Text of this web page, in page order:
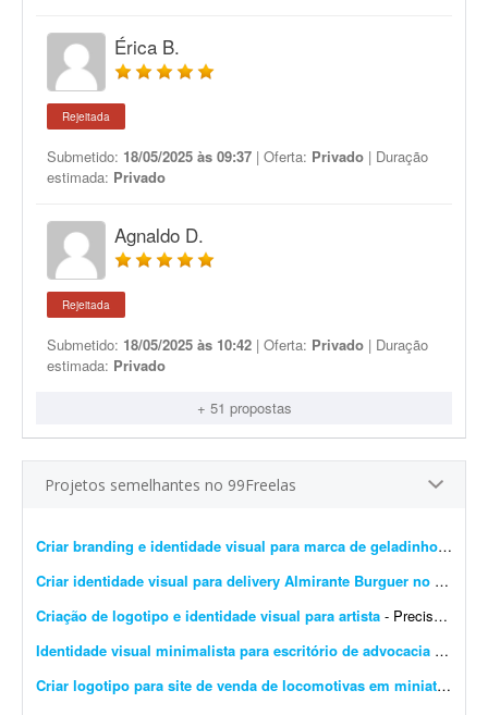
Érica B.
Rejeitada
Submetido: 18/05/2025 às 09:37 | Oferta: Privado | Duração
estimada: Privado
Agnaldo D.
Rejeitada
Submetido: 18/05/2025 às 10:42 | Oferta: Privado | Duração
estimada: Privado
+ 51 propostas
Projetos semelhantes no 99Freelas
Criar branding e identidade visual para marca de geladinhos gourmet
Criar identidade visual para delivery Almirante Burguer no litoral do RS
Criação de logotipo e identidade visual para artista - Preciso criar uma identidade visual com um logotipo para a artista Brenda Rossetti. O projeto deve ser realizado sem uso de ferramentas de IA, ou seja, totalmente livre de IA.
Identidade visual minimalista para escritório de advocacia imobiliária
Criar logotipo para site de venda de locomotivas em miniatura